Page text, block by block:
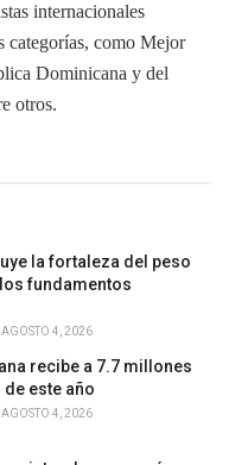
internacionales
categorías, como Mejor
Dominicana y del
otros.
la fortaleza del peso
fundamentos
AGOSTO 4, 2026
recibe a 7.7 millones
este año
AGOSTO 4, 2026